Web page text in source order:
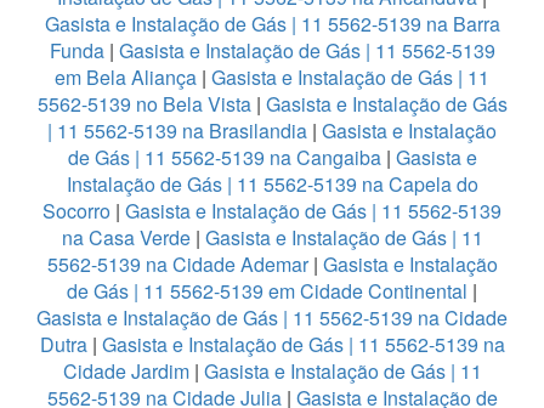
Gasista e Instalação de Gás | 11 5562-5139 na Barra
Funda | Gasista e Instalação de Gás | 11 5562-5139
em Bela Aliança | Gasista e Instalação de Gás | 11
5562-5139 no Bela Vista| Gasista e Instalação de Gás
| 11 5562-5139 na Brasilandia | Gasista e Instalação
de Gás | 11 5562-5139 na Cangaiba| Gasista e
Instalação de Gás | 11 5562-5139 na Capela do
Socorro | Gasista e Instalação de Gás | 11 5562-5139
na Casa Verde| Gasista e Instalação de Gás | 11
5562-5139 na Cidade Ademar| Gasista e Instalação
de Gás | 11 5562-5139 em Cidade Continental |
Gasista e Instalação de Gás | 11 5562-5139 na Cidade
Dutra | Gasista e Instalação de Gás | 11 5562-5139 na
Cidade Jardim| Gasista e Instalação de Gás | 11
5562-5139 na Cidade Julia | Gasista e Instalação de